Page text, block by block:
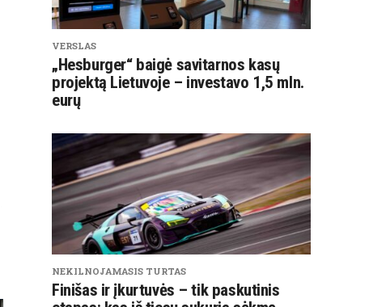
VERSLAS
„Hesburger“ baigė savitarnos kasų
projektą Lietuvoje – investavo 1,5 mln.
eurų
NEKILNOJAMASIS TURTAS
Finišas ir įkurtuvės – tik paskutinis